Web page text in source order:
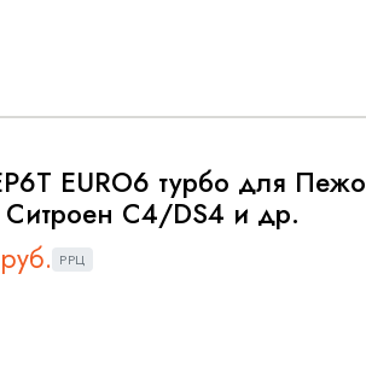
EURO6 турбо для Пежо
С4/DS4 и др.
РРЦ